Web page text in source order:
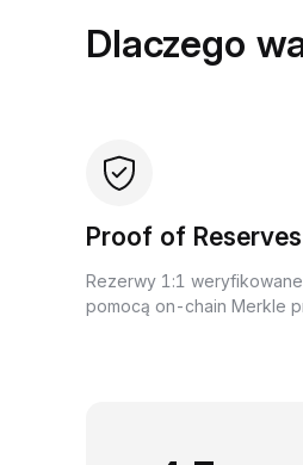
Dlaczego
Proof of Reserves
Rezerwy 1:1
pomocą on-chain Merkle